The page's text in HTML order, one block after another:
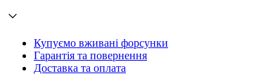
Купуємо вживані форсунки
Гарантія та повернення
Доставка та оплата